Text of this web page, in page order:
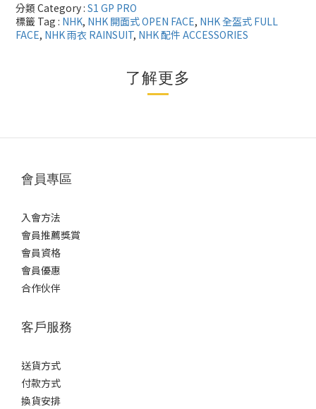
分類 Category : S1 GP PRO
標籤 Tag : NHK, NHK 開面式 OPEN FACE, NHK 全盔式 FULL
FACE, NHK 雨衣 RAINSUIT, NHK 配件 ACCESSORIES
了解更多
會員專區
入會方法
會員推薦獎賞
會員資格
會員優惠
合作伙伴
客戶服務
送貨方式
付款方式
換貨安排